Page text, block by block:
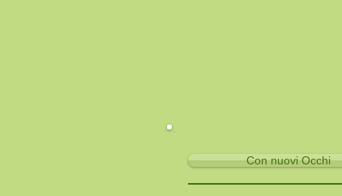
Con nuovi Occhi